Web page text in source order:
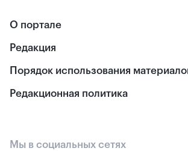
О портале
Редакция
Порядок использования
Редакционная политика
Мы в социальных сетях